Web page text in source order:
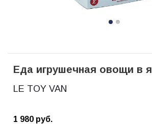
Еда игрушечная овощи в
LE TOY VAN
1 980 руб.